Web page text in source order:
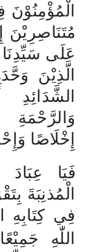
مُتَنَاصِرِيْنَ
عَلَى
الَّذِيْنَ
وَالرَّحْمَةِ
إِخْلَاصًا
فَيَا
الْمُذنِبَةَ
فِي كِتَابِهِ
اللّٰهِ